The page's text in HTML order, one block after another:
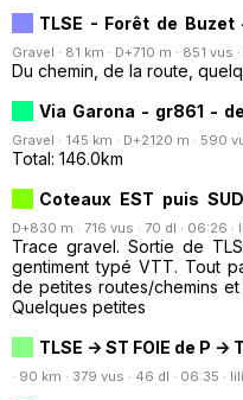
TLSE - Forêt de Buzet
Gravel · 81 km · D+710 m · 851 vus
Du chemin, de la route,
Via Garona - gr861 -
Gravel · 145 km · D+2120 m · 590
Total: 146.0km
Coteaux EST puis
D+830 m · 716 vus · 70 dl · 06:26 ·
Trace gravel. Sortie de
gentiment typé VTT. Tout
de petites routes/chemins
Quelques petites
TLSE -> ST FOIE de P -
· 90 km · 379 vus · 46 dl · 06:35 ·